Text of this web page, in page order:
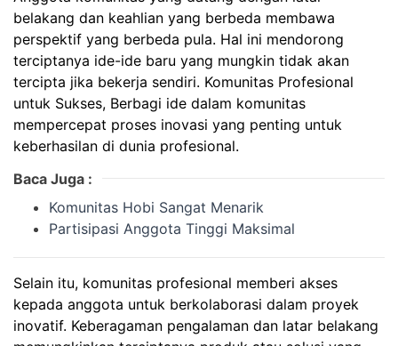
belakang dan keahlian yang berbeda membawa
perspektif yang berbeda pula. Hal ini mendorong
terciptanya ide-ide baru yang mungkin tidak akan
tercipta jika bekerja sendiri. Komunitas Profesional
untuk Sukses, Berbagi ide dalam komunitas
mempercepat proses inovasi yang penting untuk
keberhasilan di dunia profesional.
Baca Juga :
Komunitas Hobi Sangat Menarik
Partisipasi Anggota Tinggi Maksimal
Selain itu, komunitas profesional memberi akses
kepada anggota untuk berkolaborasi dalam proyek
inovatif. Keberagaman pengalaman dan latar belakang